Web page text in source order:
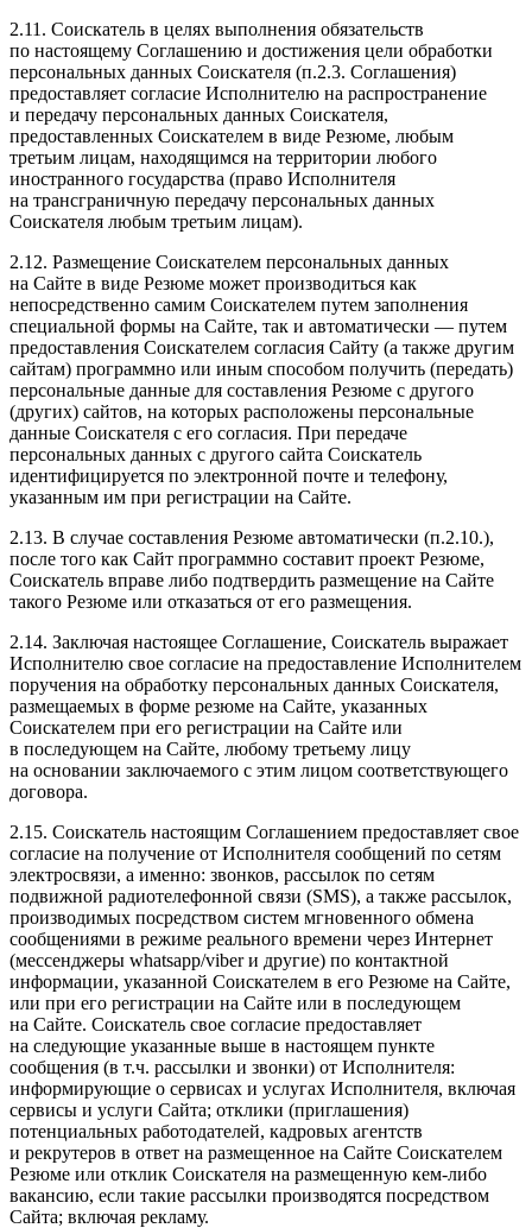
2.11. Соискатель в целях выполнения обязательств
по настоящему Соглашению и достижения цели обработки
персональных данных Соискателя (п.2.3. Соглашения)
предоставляет согласие Исполнителю на распространение
и передачу персональных данных Соискателя,
предоставленных Соискателем в виде Резюме, любым
третьим лицам, находящимся на территории любого
иностранного государства (право Исполнителя
на трансграничную передачу персональных данных
Соискателя любым третьим лицам).
2.12. Размещение Соискателем персональных данных
на Сайте в виде Резюме может производиться как
непосредственно самим Соискателем путем заполнения
специальной формы на Сайте, так и автоматически — путем
предоставления Соискателем согласия Сайту (а также другим
сайтам) программно или иным способом получить (передать)
персональные данные для составления Резюме с другого
(других) сайтов, на которых расположены персональные
данные Соискателя с его согласия. При передаче
персональных данных с другого сайта Соискатель
идентифицируется по электронной почте и телефону,
указанным им при регистрации на Сайте.
2.13. В случае составления Резюме автоматически (п.2.10.),
после того как Сайт программно составит проект Резюме,
Соискатель вправе либо подтвердить размещение на Сайте
такого Резюме или отказаться от его размещения.
2.14. Заключая настоящее Соглашение, Соискатель выражает
Исполнителю свое согласие на предоставление Исполнителем
поручения на обработку персональных данных Соискателя,
размещаемых в форме резюме на Сайте, указанных
Соискателем при его регистрации на Сайте или
в последующем на Сайте, любому третьему лицу
на основании заключаемого с этим лицом соответствующего
договора.
2.15. Соискатель настоящим Соглашением предоставляет свое
согласие на получение от Исполнителя сообщений по сетям
электросвязи, а именно: звонков, рассылок по сетям
подвижной радиотелефонной связи (SMS), а также рассылок,
производимых посредством систем мгновенного обмена
сообщениями в режиме реального времени через Интернет
(мессенджеры whatsapp/viber и другие) по контактной
информации, указанной Соискателем в его Резюме на Сайте,
или при его регистрации на Сайте или в последующем
на Сайте. Соискатель свое согласие предоставляет
на следующие указанные выше в настоящем пункте
сообщения (в т.ч. рассылки и звонки) от Исполнителя:
информирующие о сервисах и услугах Исполнителя, включая
сервисы и услуги Сайта; отклики (приглашения)
потенциальных работодателей, кадровых агентств
и рекрутеров в ответ на размещенное на Сайте Соискателем
Резюме или отклик Соискателя на размещенную кем-либо
вакансию, если такие рассылки производятся посредством
Сайта; включая рекламу.